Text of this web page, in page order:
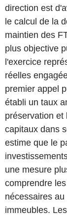
direction est
le calcul de la
maintien des
plus objective
l'exercice
réelles
premier appel
établi un taux
préservation et
capitaux dans
estime que le
une mesure
comprendre
nécessaires
immeubles.